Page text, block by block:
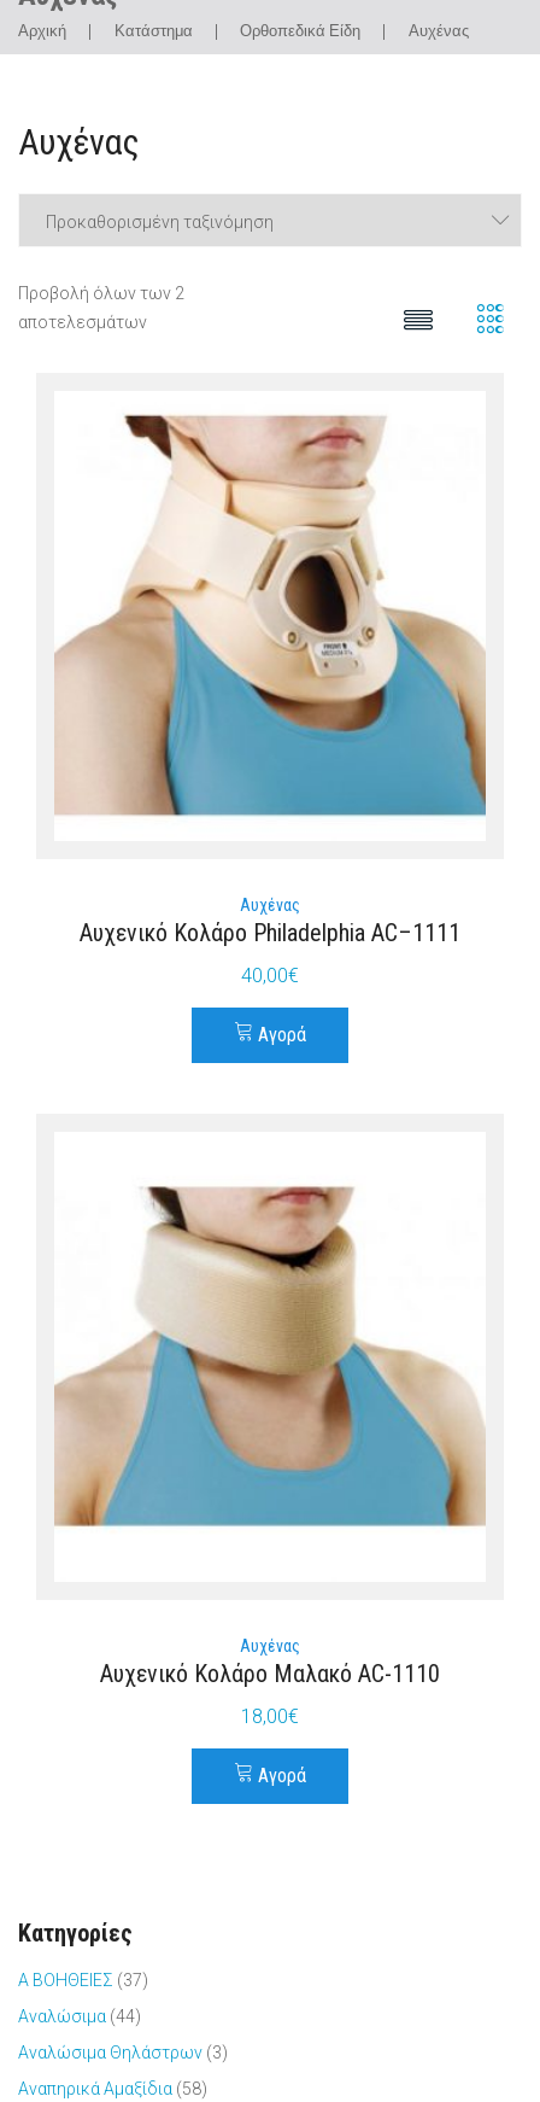
Αρχική | Κατάστημα | Ορθοπεδικά Είδη | Αυχένας
Αυχένας
Προβολή όλων των 2
αποτελεσμάτων
Αυχένας
Αυχενικό Κολάρο Philadelphia AC–1111
40,00€
Αγορά
Αυχένας
Αυχενικό Κολάρο Μαλακό AC-1110
18,00€
Αγορά
Κατηγορίες
Α ΒΟΗΘΕΙΕΣ (37)
Αναλώσιμα (44)
Αναλώσιμα Θηλάστρων (3)
Αναπηρικά Αμαξίδια (58)